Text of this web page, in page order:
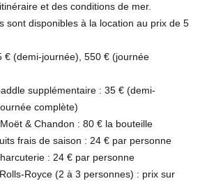
et des conditions de mer.
sont disponibles à la location au prix de 5
€ (demi-journée), 550 € (journée
supplémentaire : 35 € (demi-
complète)
& Chandon : 80 € la bouteille
frais de saison : 24 € par personne
: 24 € par personne
Royce (2 à 3 personnes) : prix sur